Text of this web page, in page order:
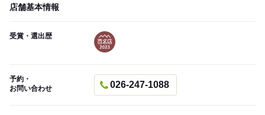
店舗基本情報
受賞・選出歴
予約・
お問い合わせ
026-247-1088